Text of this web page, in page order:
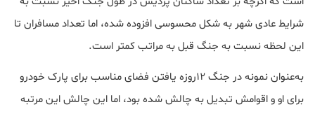
شرایط عادی شهر به شکل محسوسی افزوده شده، اما تعداد مسافران تا
این لحظه نسبت به جنگ قبل به مراتب کمتر است.
به‌عنوان نمونه در جنگ ۱۲روزه یافتن فضای مناسب برای پارک خودرو
برای او و اقوامش تبدیل به چالش شده بود، اما این چالش این مرتبه